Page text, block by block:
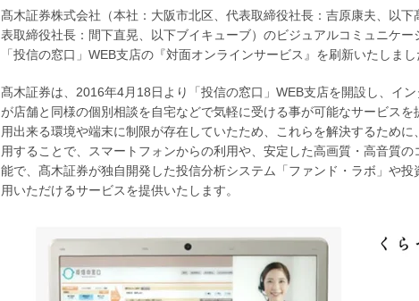
髙木証券株式会社（本社：大阪市北区、代表取締役社長：吉原康夫、以
表取締役社長：間下直晃、以下ブイキューブ）のビジュアルコミュニケ
「投信の窓口」WEB支店の『対面オンラインサービス』を刷新いたしまし
髙木証券は、2016年4月18日より「投信の窓口」WEB支店を開設し、イ
が店舗と同様の個別相談を自宅などで気軽に受ける事が可能なサービス
用出来る環境や端末に制限が存在していたため、これらを解決するため
用することで、スマートフォンからの利用や、安定した高画質・高音質
能で、髙木証券が独自開発した投信分析システム「ファンド・ラボ」や
用いただけるサービスを提供いたします。